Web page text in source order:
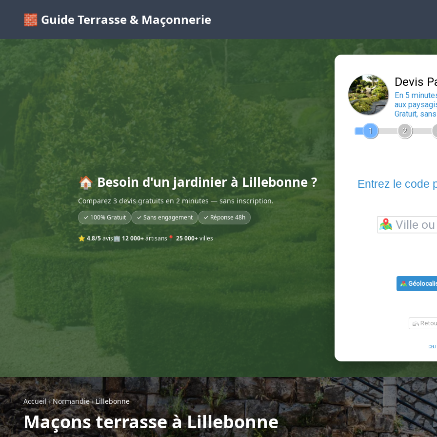
🧱 Guide Terrasse & Maçonnerie
🏠 Besoin d'un jardinier à Lillebonne ?
Comparez 3 devis gratuits en 2 minutes — sans inscription.
✓ 100% Gratuit ✓ Sans engagement ✓ Réponse 48h
⭐ 4.8/5avis🏢 12 000+artisans 📍 25 000+villes
Accueil›Normandie›Lillebonne
Maçons terrasse à Lillebonne